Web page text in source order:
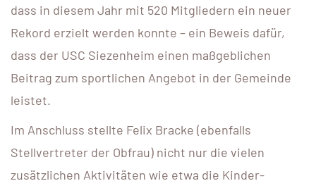
dass in diesem Jahr mit 520 Mitgliedern ein neuer
Rekord erzielt werden konnte – ein Beweis dafür,
dass der USC Siezenheim einen maßgeblichen
Beitrag zum sportlichen Angebot in der Gemeinde
leistet.
Im Anschluss stellte Felix Bracke (ebenfalls
Stellvertreter der Obfrau) nicht nur die vielen
zusätzlichen Aktivitäten wie etwa die Kinder-